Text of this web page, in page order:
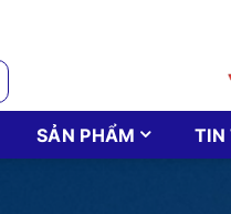
SẢN PHẨM TIN